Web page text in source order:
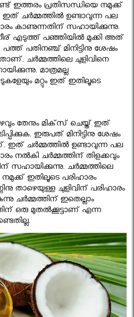
ഇത്തരം പ്രതിസന്ധിയെ നമുക്ക്
ഇത് ചര്‍മ്മത്തില്‍ ഉണ്ടാവുന്ന പല
കാണുന്നതിന് സഹായിക്കുന്നു.
എടുത്ത് പഞ്ഞിയില്‍ മുക്കി അത്
പതിനഞ്ച് മിനിട്ടിനു ശേഷം
ചര്‍മ്മത്തിലെ ചുളിവിനെ
മാത്രമല്ല
മറ്റും ഇത് ഇതിലൂടെ
തേനും മിക്‌സ് ചെയ്ത് ഇത്
ഇരുപത് മിനിട്ടിനു ശേഷം
ഇത് ചര്‍മ്മത്തില്‍ ഉണ്ടാവുന്ന പല
നല്‍കി ചര്‍മ്മത്തിന് തിളക്കവും
സഹായിക്കുന്നു. ചര്‍മ്മത്തിലെ
ഇതിലൂടെ പരിഹാരം
താഴെയുള്ള ചുളിവിന് പരിഹാരം
ചര്‍മ്മത്തിന് ഇതെല്ലാം
ഒരു മുതല്‍ക്കൂട്ടാണ് എന്ന